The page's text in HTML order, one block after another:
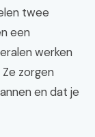
twee
een
werken
zorgen
en dat je